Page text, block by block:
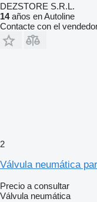
DEZSTORE S.R.L.
14años en Autoline
Contacte con el
2
Válvula neumática
Precio a consultar
Válvula neumática